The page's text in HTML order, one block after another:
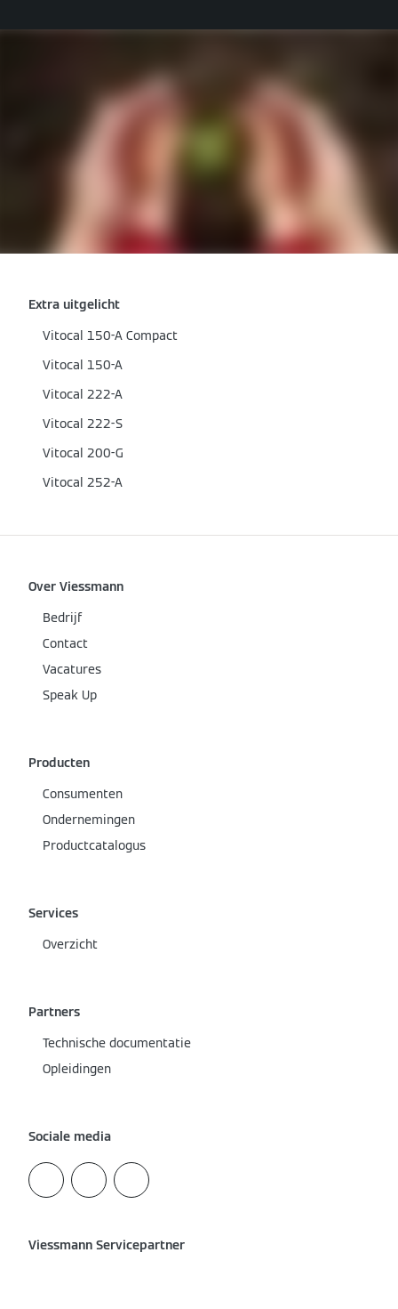
Extra uitgelicht
Vitocal 150-A Compact
Vitocal 150-A
Vitocal 222-A
Vitocal 222-S
Vitocal 200-G
Vitocal 252-A
Over Viessmann
Bedrijf
Contact
Vacatures
Speak Up
Producten
Consumenten
Ondernemingen
Productcatalogus
Services
Overzicht
Partners
Technische documentatie
Opleidingen
Sociale media
Viessmann Servicepartner